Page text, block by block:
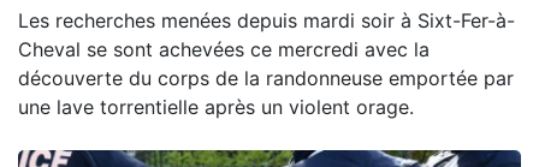
Les recherches menées depuis mardi soir à Sixt-Fer-à-
Cheval se sont achevées ce mercredi avec la
découverte du corps de la randonneuse emportée par
une lave torrentielle après un violent orage.